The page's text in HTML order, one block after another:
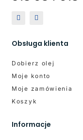
Obsługa klienta
Dobierz olej
Moje konto
Moje zamówienia
Koszyk
Informacje